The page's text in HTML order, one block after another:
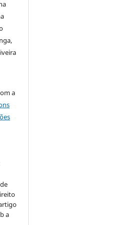
a
a